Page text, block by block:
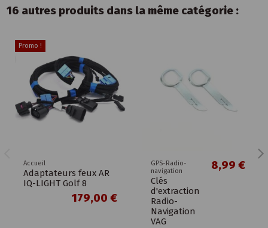
16 autres produits dans la même catégorie :
Promo !
Accueil
Adaptateurs feux AR
IQ-LIGHT Golf 8
179,00 €
GPS-Radio-
navigation
Clés
d'extraction
Radio-
Navigation
VAG
8,99 €